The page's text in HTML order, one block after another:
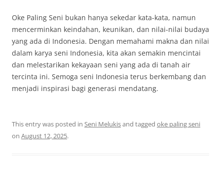
Oke Paling Seni bukan hanya sekedar kata-kata, namun
mencerminkan keindahan, keunikan, dan nilai-nilai budaya
yang ada di Indonesia. Dengan memahami makna dan nilai
dalam karya seni Indonesia, kita akan semakin mencintai
dan melestarikan kekayaan seni yang ada di tanah air
tercinta ini. Semoga seni Indonesia terus berkembang dan
menjadi inspirasi bagi generasi mendatang.
This entry was posted in Seni Melukisand tagged oke paling seni
on August 12, 2025.